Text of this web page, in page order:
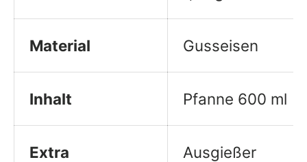
Material Gusseisen
Inhalt Pfanne 600 ml
Extra Ausgießer